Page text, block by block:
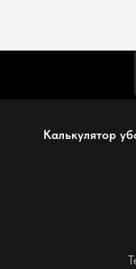
Калькулятор